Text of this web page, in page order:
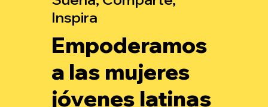
Inspira
Empoderamos
a las mujeres
jóvenes latinas